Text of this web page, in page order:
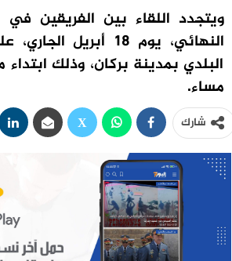
ويتجدد اللقاء بين الفريقين
النهائي، يوم 18
البلدي بمدينة بركان، وذلك ابتداء
مساء.
شارك